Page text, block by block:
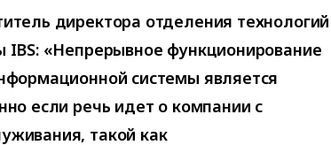
директора отделения технологий
IBS: «Непрерывное функционирование
системы является
если речь идет о компании с
такой как